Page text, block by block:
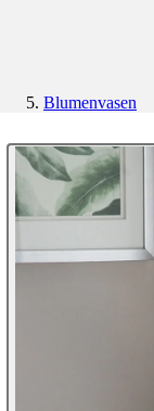
Blumenvasen